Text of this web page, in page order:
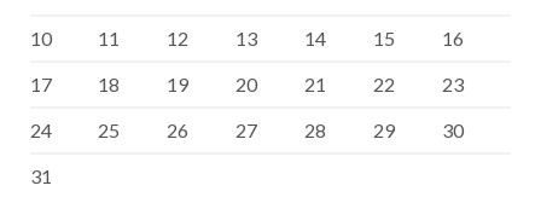
10
11 12 13 14 15
16
17
18 19 20 21 22
23
24
25 26 27 28 29
30
31